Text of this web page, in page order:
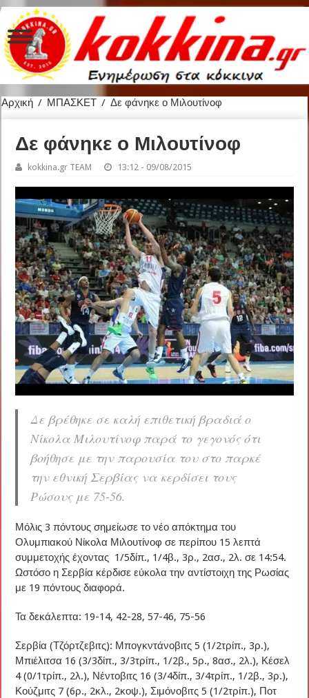
Αρχική / ΜΠΑΣΚΕΤ / Δε φάνηκε ο Μιλουτίνοφ
Δε φάνηκε ο Μιλουτίνοφ
kokkina.gr TEAM 13:12 - 09/08/2015
Δε βρέθηκε σε καλή επιθετική βραδιά ο
Νίκολα Μιλουτίνοφ παρά το γεγονός ότι
βοήθησε με την παρουσία του στο παρκέ
την εθνική Σερβίας να κερδίσει τους
Ρώσους με 75-56.
Μόλις 3 πόντους σημείωσε το νέο απόκτημα του
Ολυμπιακού Νίκολα Μιλουτίνοφ σε περίπου 15 λεπτά
συμμετοχής έχοντας 1/5δίπ., 1/4β., 3ρ., 2ασ., 2λ. σε 14:54.
Ωστόσο η Σερβία κέρδισε εύκολα την αντίστοιχη της Ρωσίας
με 19 πόντους διαφορά.
Τα δεκάλεπτα: 19-14, 42-28, 57-46, 75-56
Σερβία (Τζόρτζεβιτς): Μπογκντάνοβιτς 5 (1/2τρίπ., 3ρ.),
Μπιέλιτσα 16 (3/3δίπ., 3/3τρίπ., 1/2β., 5ρ., 8ασ., 2λ.), Κέσελ
4 (0/1τρίπ., 2λ.), Νέντοβιτς 16 (3/4δίπ., 3/4τρίπ., 1/2β., 3ρ.),
Κούζμιτς 7 (6ρ., 2κλ., 2κοψ.), Σιμόνοβιτς 5 (1/2τρίπ.), Ποτ